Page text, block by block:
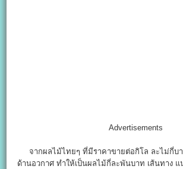
Advertisements
จากผลไม้ไทยๆ ที่มีราคาขายต่อกิโล ละไม่กี่บ
ด้านอวกาศ ทำให้เป็นผลไม้กี่ละพันบาท เส้นทาง